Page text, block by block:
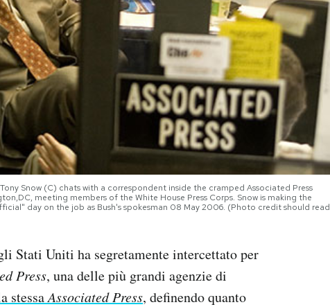
Snow (C) chats with a correspondent inside the cramped Associated Press
meeting members of the White House Press Corps. Snow is making the
day on the job as Bush's spokesman 08 May 2006. (Photo credit should read
Stati Uniti ha segretamente intercettato per
Press, una delle più grandi agenzie di
stessaAssociated Press, definendo quanto